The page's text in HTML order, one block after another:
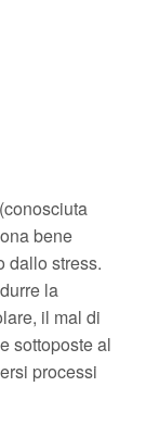
bene
dallo stress.
la
il mal di
sottoposte al
processi